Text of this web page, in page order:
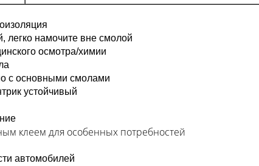
легко намочите вне смолой
осмотра/химии
с основными смолами
устойчивый
клеем для особенных потребностей
автомобилей